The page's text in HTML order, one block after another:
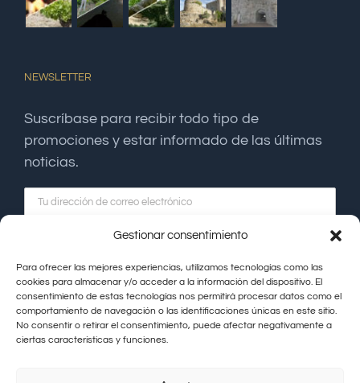
Gestionar consentimiento
Para ofrecer las mejores experiencias, utilizamos tecnologías como las
cookies para almacenar y/o acceder a la información del dispositivo. El
consentimiento de estas tecnologías nos permitirá procesar datos como el
comportamiento de navegación o las identificaciones únicas en este sitio.
No consentir o retirar el consentimiento, puede afectar negativamente a
ciertas características y funciones.
NEWSLETTER
Suscríbase para recibir todo tipo de
promociones y estar informado de las últimas
noticias.